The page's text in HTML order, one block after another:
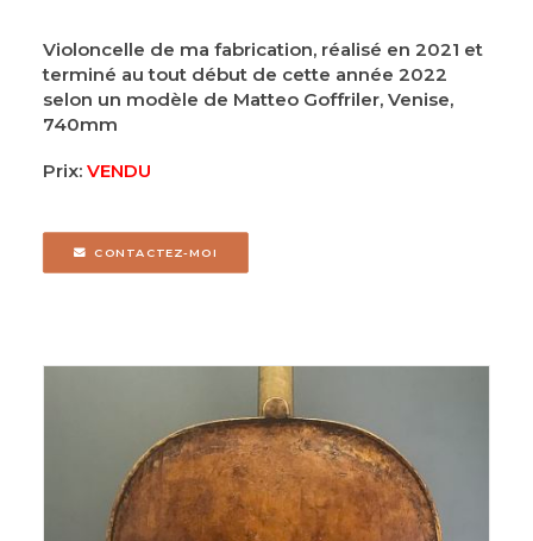
Violoncelle de ma fabrication, réalisé en 2021 et
terminé au tout début de cette année 2022
selon un modèle de Matteo Goffriler, Venise,
740mm
Prix: VENDU
CONTACTEZ-MOI